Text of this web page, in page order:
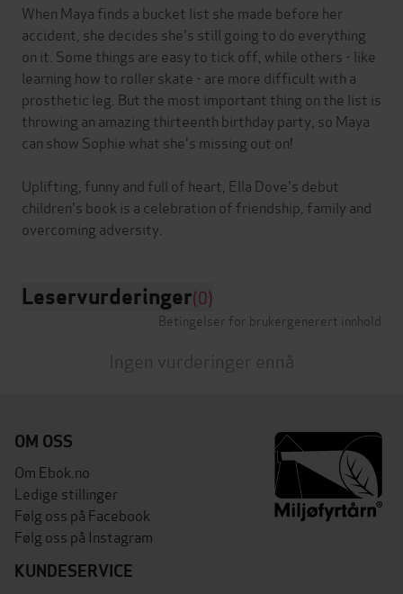
When Maya finds a bucket list she made before her
accident, she decides she's still going to do everything
on it. Some things are easy to tick off, while others - like
learning how to roller skate - are more difficult with a
prosthetic leg. But the most important thing on the list is
throwing an amazing thirteenth birthday party, so Maya
can show Sophie what she's missing out on!
Uplifting, funny and full of heart, Ella Dove's debut
children's book is a celebration of friendship, family and
Leservurderinger(0)
Betingelser for brukergenerert innhold
Ingen vurderinger ennå
OM OSS
Om Ebok.no
Ledige stillinger
Følg oss på Facebook
Følg oss på Instagram
KUNDESERVICE